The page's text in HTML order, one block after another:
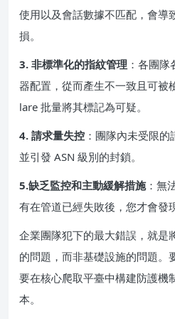
使用以及會話數據不匹配，會導
損。
3. 非標準化的指紋管理 ：各團
器配置，從而產生不一致且可被
lare 批量將其標記為可疑。
4. 請求量失控 ：團隊內未受限的
並引發 ASN 級別的封鎖。
5.缺乏監控和主動緩解措施：無
有在管道已經失敗後，您才會發
企業團隊犯下的最大錯誤，就是
的問題，而非基礎設施的問題。
要在核心爬取平臺中構建防護機
本。